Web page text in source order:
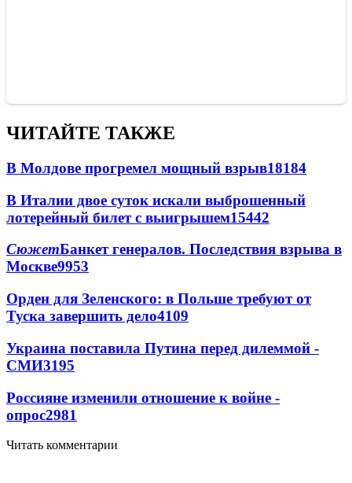
ЧИТАЙТЕ ТАКЖЕ
В Молдове прогремел мощный взрыв18184
В Италии двое суток искали выброшенный
лотерейный билет с выигрышем15442
СюжетБанкет генералов. Последствия взрыва в
Москве9953
Орден для Зеленского: в Польше требуют от
Туска завершить дело4109
Украина поставила Путина перед дилеммой -
СМИ3195
Россияне изменили отношение к войне -
опрос2981
Читать комментарии